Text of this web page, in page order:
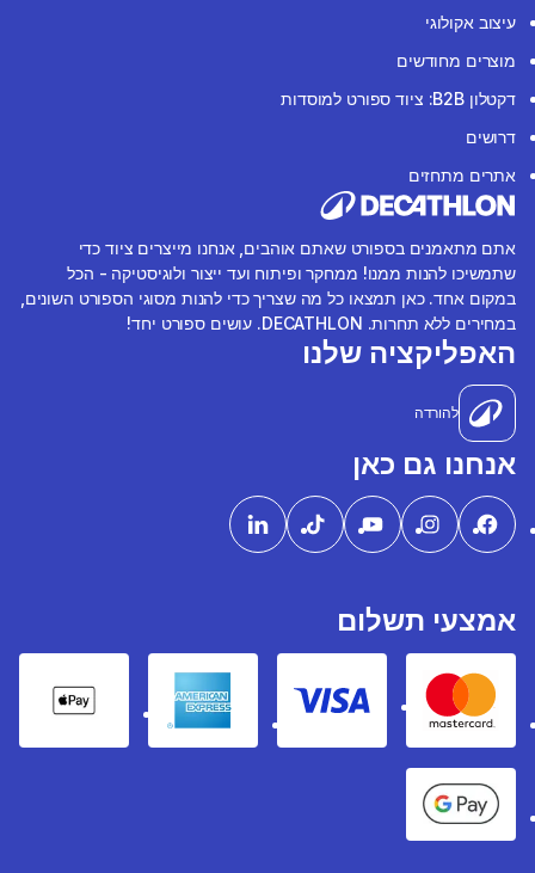
עיצוב אקולוגי
מוצרים מחודשים
דקטלון B2B: ציוד ספורט למוסדות
דרושים
אתרים מתחזים
אתם מתאמנים בספורט שאתם אוהבים, אנחנו מייצרים ציוד כדי
שתמשיכו להנות ממנו! ממחקר ופיתוח ועד ייצור ולוגיסטיקה - הכל
במקום אחד. כאן תמצאו כל מה שצריך כדי להנות מסוגי הספורט השונים,
במחירים ללא תחרות. DECATHLON. עושים ספורט יחד!
האפליקציה שלנו
להורדה
אנחנו גם כאן
אמצעי תשלום
Mastercard
Visa
American express
Pay
Google Pay